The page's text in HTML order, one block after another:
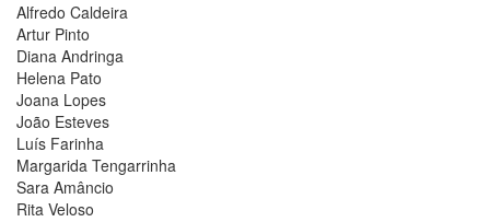
Alfredo Caldeira
Artur Pinto
Diana Andringa
Helena Pato
Joana Lopes
João Esteves
Luís Farinha
Margarida Tengarrinha
Sara Amâncio
Rita Veloso